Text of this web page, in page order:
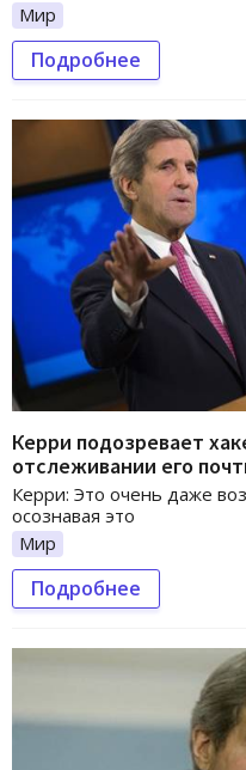
Мир
Подробнее
Керри подозревает
отслеживании его
Керри: Это очень даже
осознавая это
Мир
Подробнее